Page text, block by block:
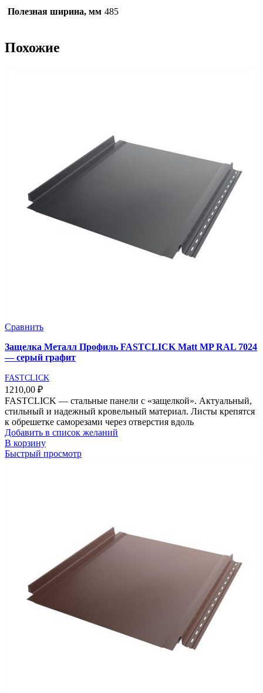
Полезная ширина, мм 485
Похожие
Сравнить
Защелка Металл Профиль FASTCLICK Matt MP RAL 7024
— серый графит
FASTCLICK
1210,00 ₽
FASTCLICK — стальные панели с «защелкой». Актуальный,
стильный и надежный кровельный материал. Листы крепятся
к обрешетке саморезами через отверстия вдоль
Добавить в список желаний
В корзину
Быстрый просмотр